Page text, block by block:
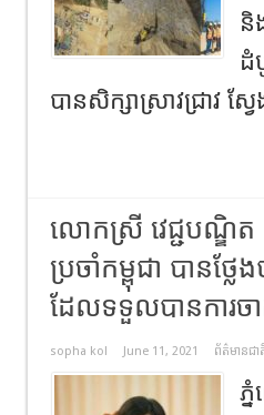
និ
ដំ
បានសិក្សាស្រាវជ្រាវ
លោកស្រី វេជ្ជបណ្ឌិ
ប្រចាំកម្ពុជា បានថ្
ដែលទទួលបានការច
sopha kol June 11, 2021 ព័ត៌មានជា
ភ្